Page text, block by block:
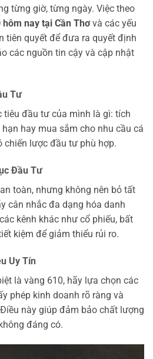
từng giờ, từng ngày. Việc theo
nay tại Cần Thơvà các yếu
tiên quyết để đưa ra quyết định
các nguồn tin cậy và cập nhật
Tư
tiêu đầu tư của mình là gì: tích
hay mua sắm cho nhu cầu cá
chiến lược đầu tư phù hợp.
Đầu Tư
toàn, nhưng không nên bỏ tất
cân nhắc đa dạng hóa danh
kênh khác như cổ phiếu, bất
kiệm để giảm thiểu rủi ro.
Uy Tín
là vàng 610, hãy lựa chọn các
phép kinh doanh rõ ràng và
này giúp đảm bảo chất lượng
đáng có.